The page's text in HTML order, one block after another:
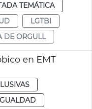
TEMÁTICA
LGTBI
DE ORGULL
en EMT